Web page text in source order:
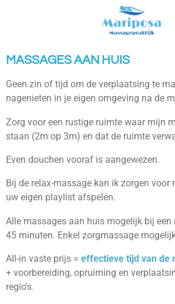
de
MASSAGES AAN HUIS
Geen zin of tijd om de verplaatsing te
nagenieten in je eigen omgeving na de
Zorg voor een rustige ruimte waar mijn
staan (2m op 3m) en dat de ruimte
Even douchen vooraf is aangewezen.
Bij de relax-massage kan ik zorgen voor
uw eigen playlist afspelen.
Alle massages aan huis mogelijk bij
45 minuten. Enkel zorgmassage
All-in vaste prijs = effectieve tijd van de
+ voorbereiding, opruiming en
regio's.